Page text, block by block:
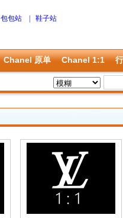
包包站 鞋子站
Chanel 原单 Chanel 1:1